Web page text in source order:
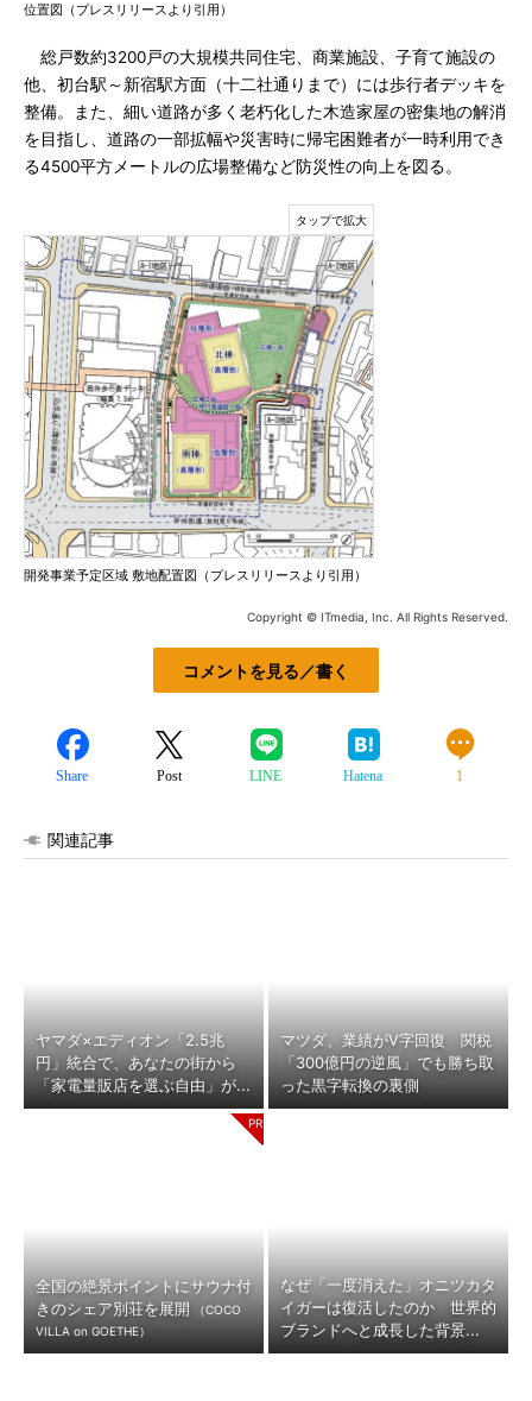
位置図（プレスリリースより引用）
総戸数約3200戸の大規模共同住宅、商業施設、子育て施設の
他、初台駅～新宿駅方面（十二社通りまで）には歩行者デッキを
整備。また、細い道路が多く老朽化した木造家屋の密集地の解消
を目指し、道路の一部拡幅や災害時に帰宅困難者が一時利用でき
る4500平方メートルの広場整備など防災性の向上を図る。
開発事業予定区域 敷地配置図（プレスリリースより引用）
Copyright © ITmedia, Inc. All Rights Reserved.
コメントを見る／書く
Share Post LINE Hatena 1
関連記事
ヤマダ×エディオン「2.5兆
円」統合で、あなたの街から
「家電量販店を選ぶ自由」が...
マツダ、業績がV字回復 関税
「300億円の逆風」でも勝ち取
った黒字転換の裏側
全国の絶景ポイントにサウナ付
きのシェア別荘を展開
（COCO
VILLA on GOETHE）
なぜ「一度消えた」オニツカタ
イガーは復活したのか 世界的
ブランドへと成長した背景...